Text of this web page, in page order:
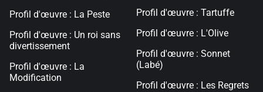
Profil d'œuvre : La Peste
Profil d'œuvre : Un roi sans
divertissement
Profil d'œuvre : La
Modification
Profil d'œuvre : Tartuffe
Profil d'œuvre : L'Olive
Profil d'œuvre : Sonnet
(Labé)
Profil d'œuvre : Les Regrets